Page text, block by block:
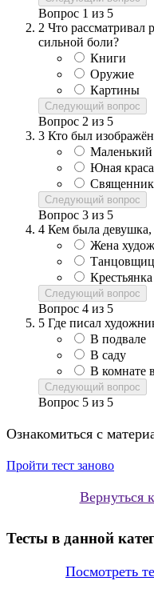
Вопрос 1 из 5
2 Что рассматривал
сильной боли?
Книги
Оружие
Картины
Следующий вопрос
Вопрос 2 из 5
3 Кто был
Маленький
Юная
Священник
Следующий вопрос
Вопрос 3 из 5
4 Кем была девушка,
Жена
Крестьянка
Следующий вопрос
Вопрос 4 из 5
5 Где писал
В подвале
В саду
В комнате
Следующий вопрос
Вопрос 5 из 5
Ознакомиться с
Пройти тест заново
Вернуться
Тесты в данной
Посмотреть